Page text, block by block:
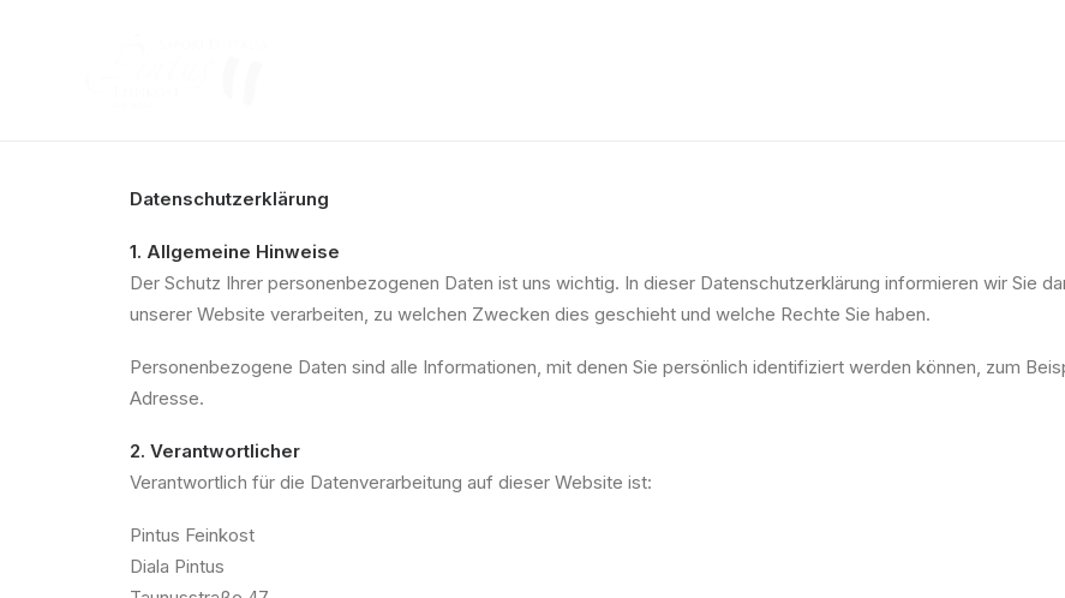
Datenschutzerklärung
1. Allgemeine Hinweise
Der Schutz Ihrer personenbezogenen Daten ist uns wichtig. In dieser Datenschutzerklärung informieren wir Sie
unserer Website verarbeiten, zu welchen Zwecken dies geschieht und welche Rechte Sie haben.
Personenbezogene Daten sind alle Informationen, mit denen Sie persönlich identifiziert werden können, zum
Adresse.
2. Verantwortlicher
Verantwortlich für die Datenverarbeitung auf dieser Website ist:
Pintus Feinkost
Diala Pintus